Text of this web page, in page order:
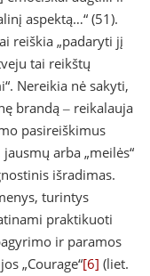
aspektą…“ (51).
reiškia „padaryti jį
tai reikštų
Nereikia nė sakyti,
brandą ‒ reikalauja
pasireiškimus
arba „meilės“
išradimas.
turintys
praktikuoti
ir paramos
„Courage“[6] (liet.